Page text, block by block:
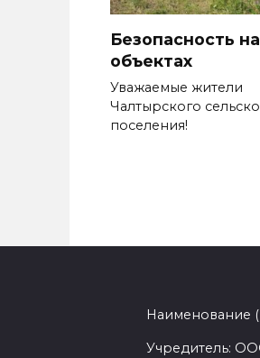
Безопасность
объектах
Уважаемые жители
Чалтырского
поселения!
Наименование
Учредитель: